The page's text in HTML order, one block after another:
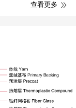
查看更多